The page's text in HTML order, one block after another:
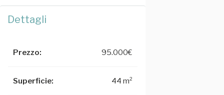
Dettagli
Prezzo: 95.000€
Superficie: 44 m²